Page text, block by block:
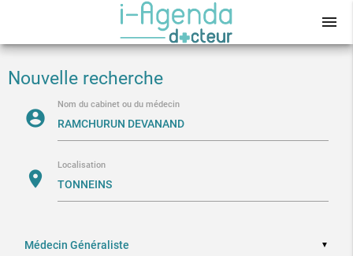
menu
Nouvelle recherche
account_circle
Nom du cabinet ou du médecin
location_on
Localisation
▼